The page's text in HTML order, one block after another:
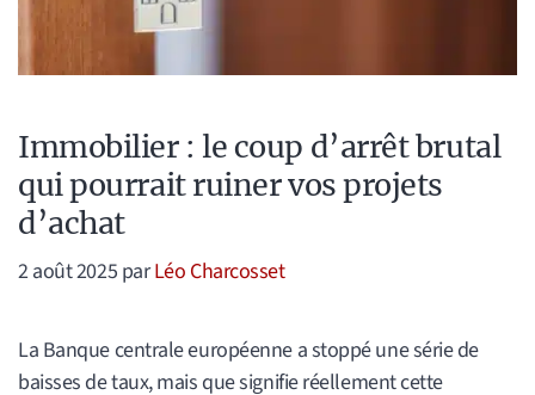
Immobilier : le coup d’arrêt brutal
qui pourrait ruiner vos projets
d’achat
2 août 2025 parLéo Charcosset
La Banque centrale européenne a stoppé une série de
baisses de taux, mais que signifie réellement cette